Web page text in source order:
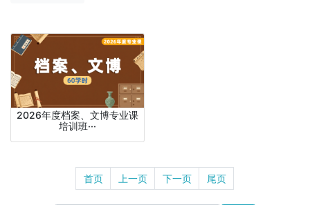
2026年度档案、文博专业课
培训班···
首页 上一页 下一页 尾页